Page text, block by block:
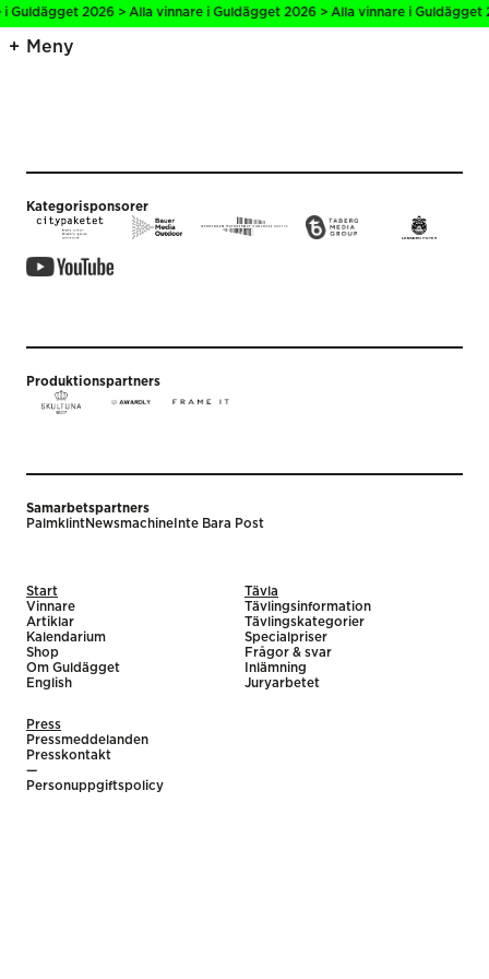
Guldägget 2026 > Alla vinnare i Guldägget 2026 > Alla vinnare i
Meny
Kategorisponsorer
Produktionspartners
Samarbetspartners
PalmklintNewsmachine Inte Bara Post
Start
Vinnare
Artiklar
Kalendarium
Shop
Om Guldägget
English
Tävla
Tävlingsinformation
Tävlingskategorier
Specialpriser
Frågor & svar
Inlämning
Juryarbetet
Press
Pressmeddelanden
Presskontakt
—
Personuppgiftspolicy